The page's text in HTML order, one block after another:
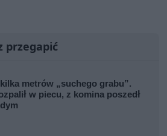
przegapić
kilka metrów „suchego grabu”.
w piecu, z komina poszedł